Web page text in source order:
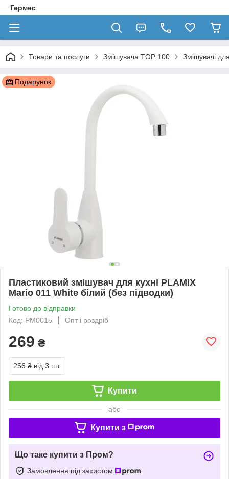
Гермес
Товари та послуги Змішувача TOP 100 Змішувачі
Подарунок
Пластиковий змішувач для кухні PLAMIX
Mario 011 White білий (без підводки)
Готово до відправки
Код: PM0015
Опт і роздріб
269 ₴
256 ₴ від 3 шт.
Купити
або
Купити з
Що таке купити з Пром?
Замовлення під захистом